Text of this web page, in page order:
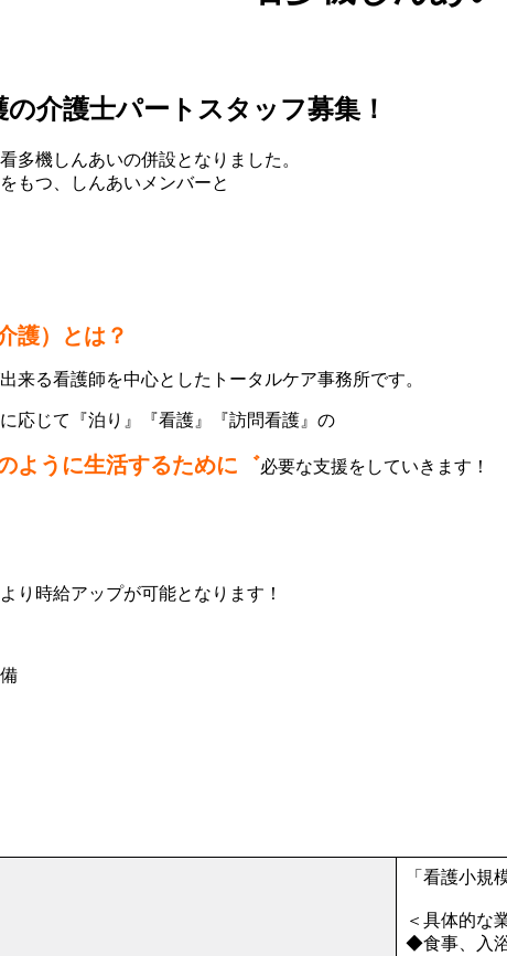
介護士パートスタッフ募集！
多機しんあいの併設となりました。
もつ、しんあいメンバーと
護）とは？
来る看護師を中心としたトータルケア事務所です。
応じて『泊り』『看護』『訪問看護』の
ように生活するために゛必要な支援をしていきます！
り時給アップが可能となります！
「看護小規
＜具体的な
◆食事、入